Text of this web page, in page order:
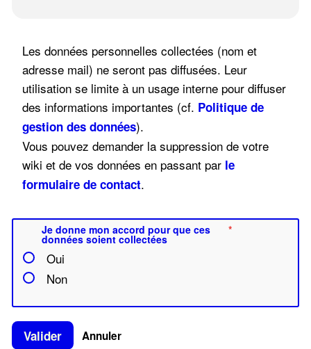
Les données personnelles collectées (nom et
adresse mail) ne seront pas diffusées. Leur
utilisation se limite à un usage interne pour diffuser
des informations importantes (cf. Politique de
gestion des données).
Vous pouvez demander la suppression de votre
wiki et de vos données en passant par le
formulaire de contact.
Je donne mon accord pour que ces
données soient collectées
Oui
Non
Valider Annuler